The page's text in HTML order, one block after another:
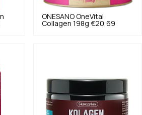
ONESANO OneVital
Collagen 198g €20,69